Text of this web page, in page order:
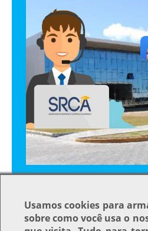
Usamoscookies para
sobre como você usa o